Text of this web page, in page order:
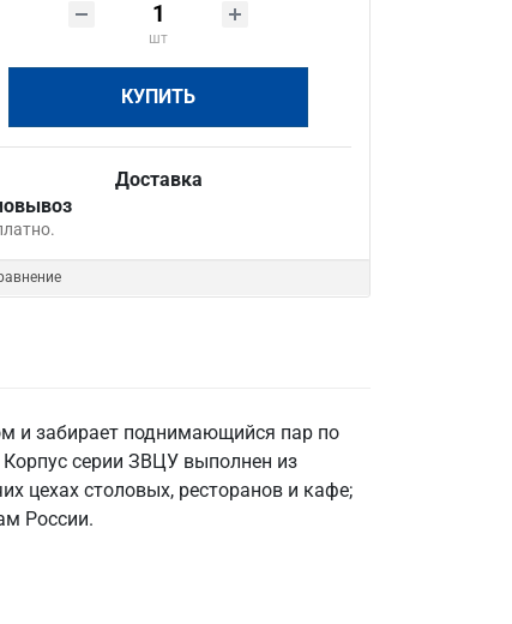
шт
КУПИТЬ
Доставка
и забирает поднимающийся пар по
серии ЗВЦУ выполнен из
цехах столовых, ресторанов и кафе;
России.